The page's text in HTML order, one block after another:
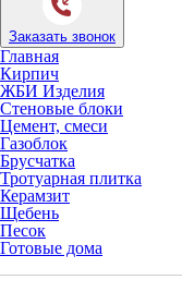
Заказать звонок
Главная
Кирпич
ЖБИ Изделия
Стеновые блоки
Цемент, смеси
Газоблок
Брусчатка
Тротуарная плитка
Керамзит
Щебень
Песок
Готовые дома